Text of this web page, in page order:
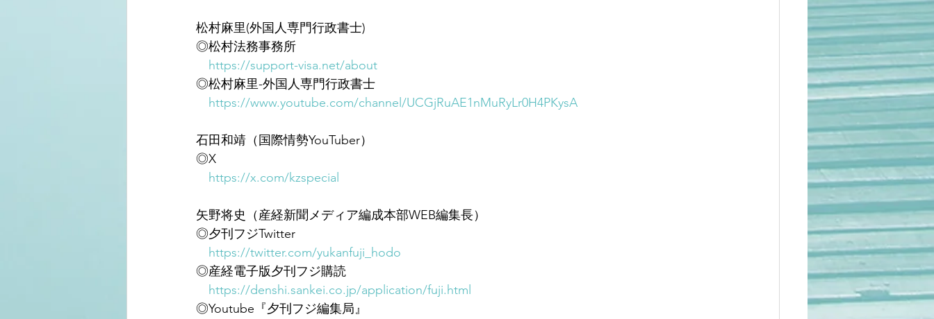
松村麻里(外国人専門行政書士)
◎松村法務事務所
https://support-visa.net/about
◎松村麻里-外国人専門行政書士
https://www.youtube.com/channel/UCGjRuAE1nMuRyLr0H4PKysA
石田和靖（国際情勢YouTuber）
◎X
https://x.com/kzspecial
矢野将史（産経新聞メディア編成本部WEB編集長）
◎夕刊フジTwitter
https://twitter.com/yukanfuji_hodo
◎産経電子版夕刊フジ購読
https://denshi.sankei.co.jp/application/fuji.html
◎Youtube『夕刊フジ編集局』